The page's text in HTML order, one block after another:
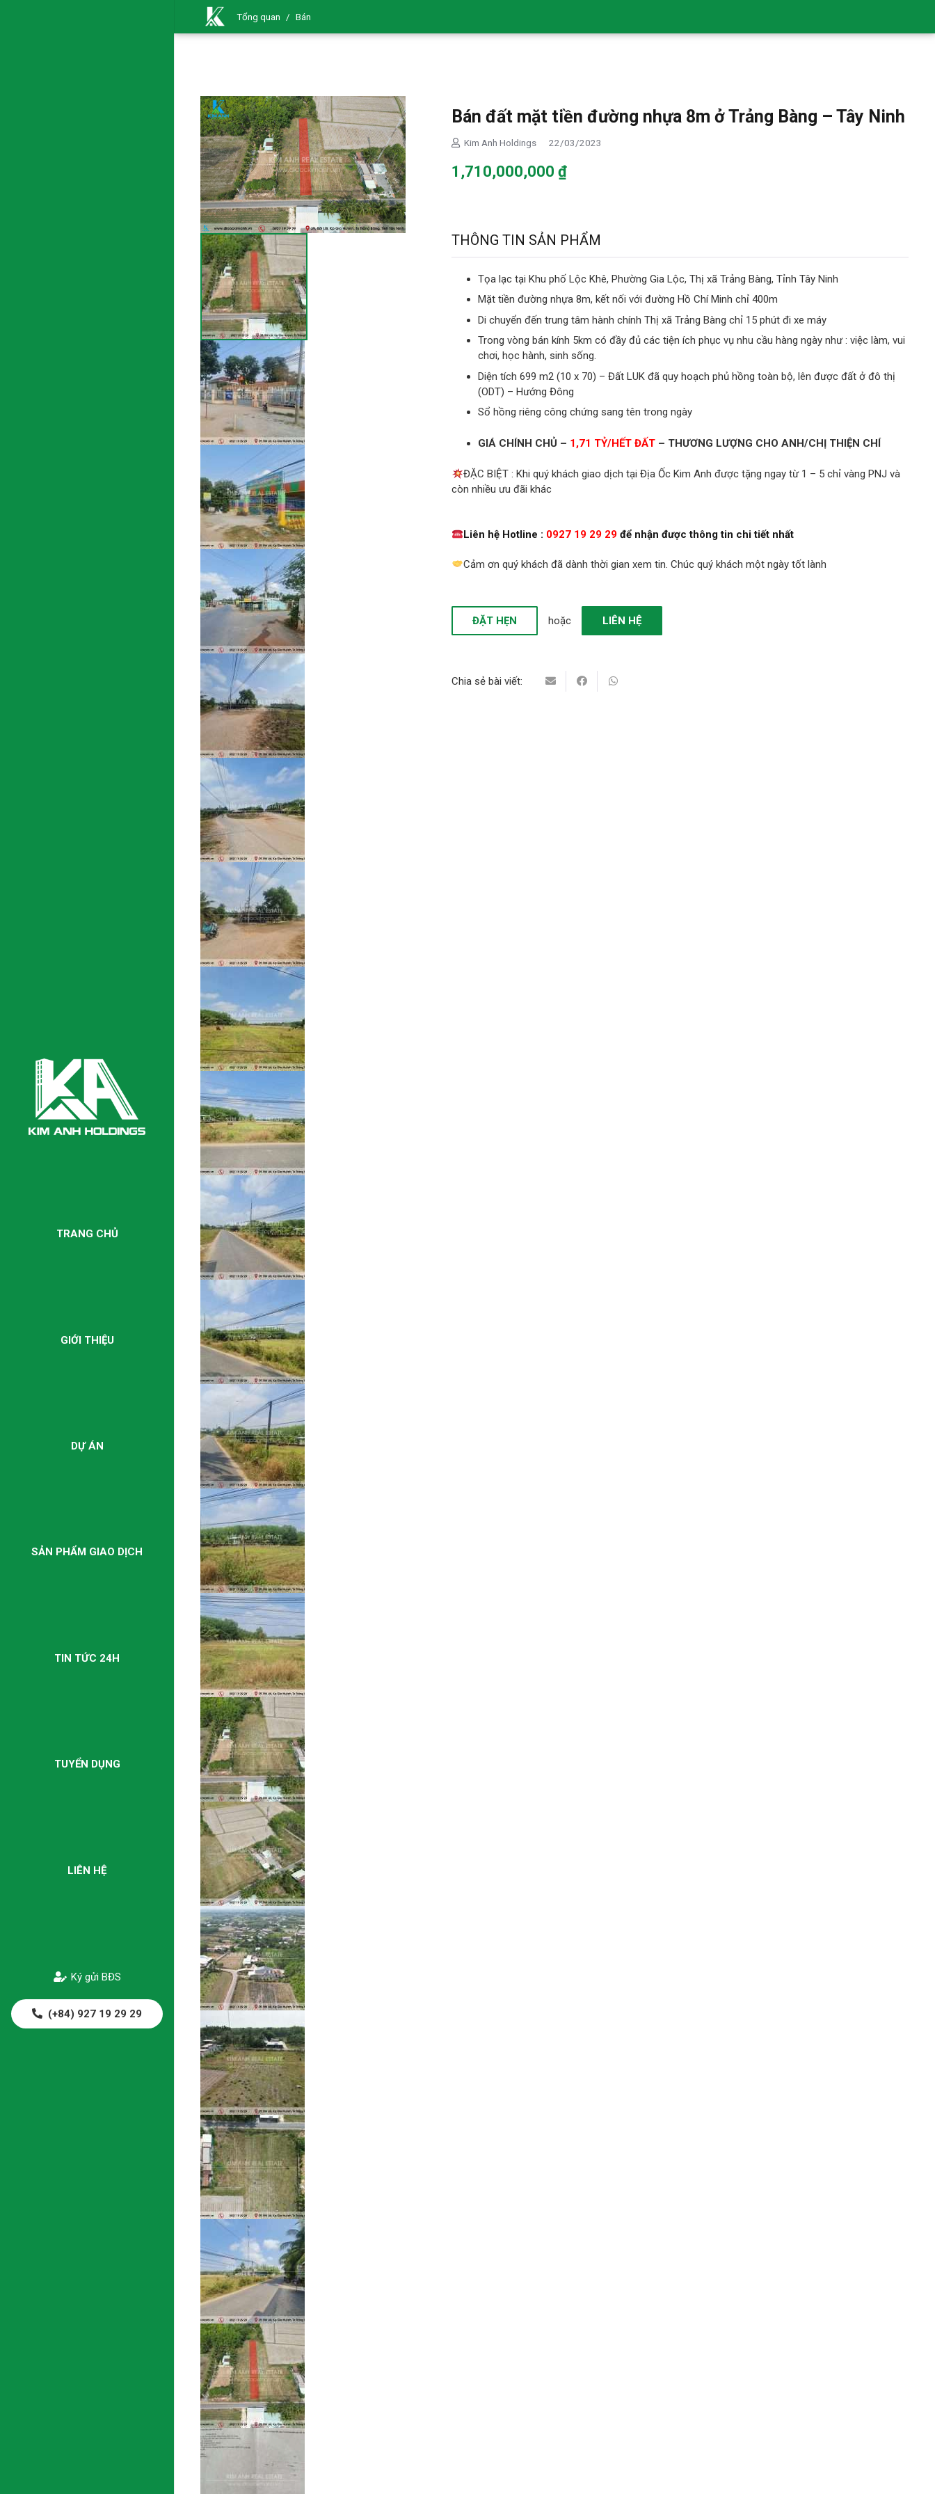
TRANG CHỦ
GIỚI THIỆU
DỰ ÁN
SẢN PHẨM GIAO DỊCH
TIN TỨC 24H
TUYỂN DỤNG
LIÊN HỆ
Ký gửi BĐS
(+84) 927 19 29 29
Tổng quan / Bán
Bán đất mặt tiền đường nhựa 8m ở Trảng Bàng – Tây Ninh
Kim Anh Holdings 22/03/2023
1,710,000,000₫
THÔNG TIN SẢN PHẨM
Tọa lạc tại Khu phố Lộc Khê, Phường Gia Lộc, Thị xã Trảng Bàng, Tỉnh Tây Ninh
Mặt tiền đường nhựa 8m, kết nối với đường Hồ Chí Minh chỉ 400m
Di chuyển đến trung tâm hành chính Thị xã Trảng Bàng chỉ 15 phút đi xe máy
Trong vòng bán kính 5km có đầy đủ các tiện ích phục vụ nhu cầu hàng ngày như : việc làm, vui
chơi, học hành, sinh sống.
Diện tích 699 m2 (10 x 70) – Đất LUK đã quy hoạch phủ hồng toàn bộ, lên được đất ở đô thị
(ODT) – Hướng Đông
Sổ hồng riêng công chứng sang tên trong ngày
GIÁ CHÍNH CHỦ – 1,71 TỶ/HẾT ĐẤT– THƯƠNG LƯỢNG CHO ANH/CHỊ THIỆN CHÍ
ĐẶC BIỆT : Khi quý khách giao dịch tại Địa Ốc Kim Anh được tặng ngay từ 1 – 5 chỉ vàng PNJ và
còn nhiều ưu đãi khác
Liên hệ Hotline : 0927 19 29 29 để nhận được thông tin chi tiết nhất
Cảm ơn quý khách đã dành thời gian xem tin. Chúc quý khách một ngày tốt lành
ĐẶT HẸN hoặc LIÊN HỆ
Chia sẻ bài viết: